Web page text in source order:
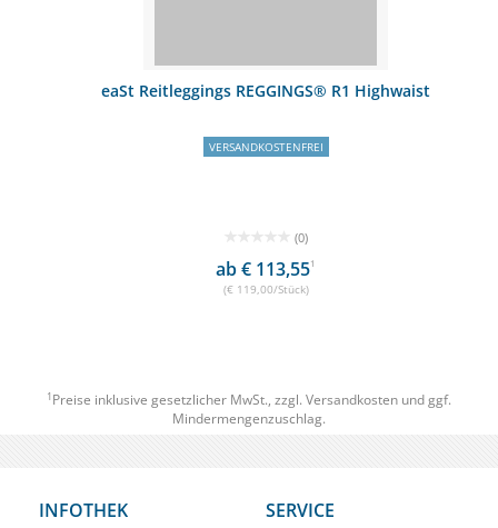
eaSt Reitleggings REGGINGS® R1 Highwaist
VERSANDKOSTENFREI
ab € 113,551
(€ 119,00/Stück)
1 Preise inklusive gesetzlicher MwSt., zzgl. Versandkosten und ggf.
Mindermengenzuschlag.
INFOTHEK SERVICE